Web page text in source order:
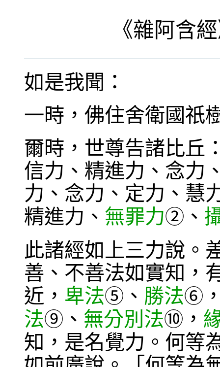
《雜阿含
如是我聞：
一時，佛住舍衛國祇
爾時，世尊告諸比丘
信力、精進力、念
力、念力、定力、
精進力、 無罪力② 、
此諸經如上三力說。
善、不善法如實知，
近， 卑法⑤ 、 勝法⑥
法⑨ 、 無分別法⑩ ，
知，是名覺力。何